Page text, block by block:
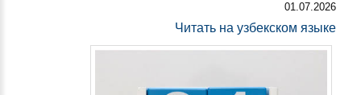
01.07.2026
Читать на узбекском языке